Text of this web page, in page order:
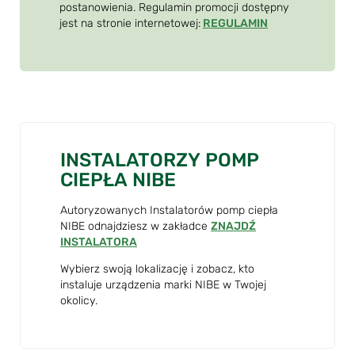
postanowienia. Regulamin promocji dostępny
jest na stronie internetowej: REGULAMIN
INSTALATORZY POMP
CIEPŁA NIBE
Autoryzowanych Instalatorów pomp ciepła
NIBE odnajdziesz w zakładce ZNAJDŹ
INSTALATORA
Wybierz swoją lokalizację i zobacz, kto
instaluje urządzenia marki NIBE w Twojej
okolicy.